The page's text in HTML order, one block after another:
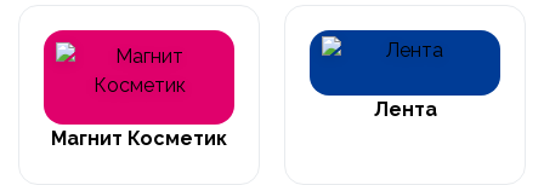
Магнит Косметик
Лента